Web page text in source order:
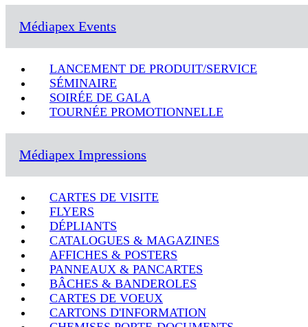
Médiapex Events
LANCEMENT DE PRODUIT/SERVICE
SÉMINAIRE
SOIRÉE DE GALA
TOURNÉE PROMOTIONNELLE
Médiapex Impressions
CARTES DE VISITE
FLYERS
DÉPLIANTS
CATALOGUES & MAGAZINES
AFFICHES & POSTERS
PANNEAUX & PANCARTES
BÂCHES & BANDEROLES
CARTES DE VOEUX
CARTONS D'INFORMATION